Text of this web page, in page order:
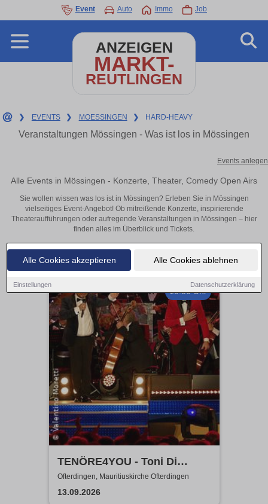
Alle Cookies akzeptieren Alle Cookies ablehnen
Einstellungen Datenschutzerklärung
Event Auto Immo Job
ANZEIGEN
MARKT-
REUTLINGEN
❯ EVENTS ❯ MOESSINGEN ❯ HARD-HEAVY
Veranstaltungen Mössingen - Was ist los in Mössingen
Events anlegen
Alle Events in Mössingen - Konzerte, Theater, Comedy Open Airs
Sie wollen wissen was los ist in Mössingen? Erleben Sie in Mössingen
vielseitiges Event-Angebot! Ob mitreißende Konzerte, inspirierende
Theateraufführungen oder aufregende Veranstaltungen in Mössingen – hier
finden alles im Überblick und Tickets.
19:30 Uhr
TENÖRE4YOU - Toni Di
Napoli & Pietro Pato
Ofterdingen, Mauritiuskirche Ofterdingen
13.09.2026